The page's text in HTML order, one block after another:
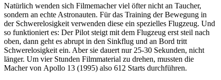
Natürlich wenden sich Filmemacher viel öfter nicht an Taucher,
sondern an echte Astronauten. Für das Training der Bewegung in
der Schwerelosigkeit verwenden diese ein spezielles Flugzeug. Und
so funktioniert es: Der Pilot steigt mit dem Flugzeug erst steil nach
oben, dann geht es abrupt in den Sinkflug und an Bord tritt
Schwerelosigkeit ein. Aber sie dauert nur 25-30 Sekunden, nicht
länger. Um vier Stunden Filmmaterial zu drehen, mussten die
Macher von Apollo 13 (1995) also 612 Starts durchführen.